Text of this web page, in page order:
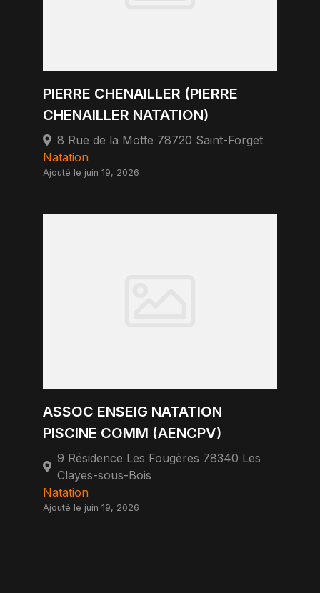
PIERRE CHENAILLER (PIERRE
CHENAILLER NATATION)
8 Rue de la Motte 78720 Saint-Forget
Natation
Ajouté le juin 19, 2026
ASSOC ENSEIG NATATION
PISCINE COMM (AENCPV)
9 Résidence Les Fougères 78340 Les
Clayes-sous-Bois
Natation
Ajouté le juin 19, 2026